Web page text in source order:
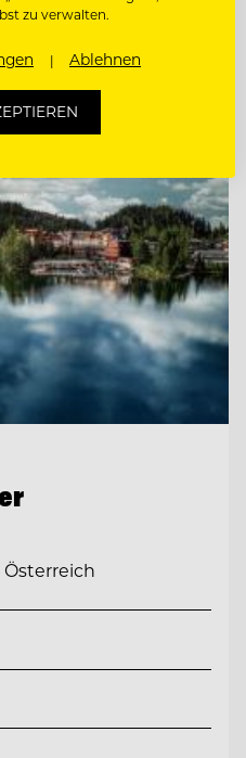
Österreich
zu verwalten.
Ablehnen